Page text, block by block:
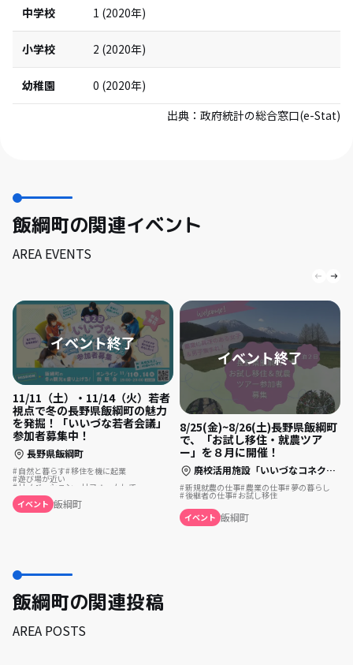
中学校 1 (2020年)
小学校 2 (2020年)
幼稚園 0 (2020年)
出典： 政府統計の総合窓口(e-Stat)
飯綱町の関連イベント
AREA EVENTS
11/11（土）・11/14（火）若者
視点で冬の長野県飯綱町の魅力
を発掘！「いいづな若者会議」
参加者募集中！
長野県飯綱町
自然と暮らす 移住を機に起業
遊び場が近い
リノベーション・リフォームして
まちづくり
イベント 飯綱町
8/25(金)~8/26(土)長野県飯綱町
で、「お試し移住・就農ツア
ー」を８月に開催！
廃校活用施設「いいづなコネクトWEST」
新規就農の仕事 農業の仕事 夢の暮らし
後継者の仕事 お試し移住
イベント 飯綱町
飯綱町の関連投稿
AREA POSTS